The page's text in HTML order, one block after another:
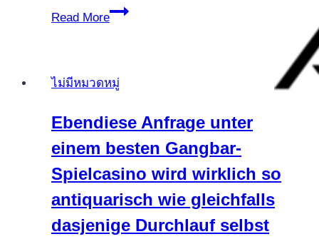
Read More
Exploring
Opportunities
Justbit
Casino
Ca
ไม่มีหมวดหมู่
Ebendiese Anfrage unter
einem besten Gangbar-
Spielcasino wird wirklich so
antiquarisch wie gleichfalls
dasjenige Durchlauf selbst